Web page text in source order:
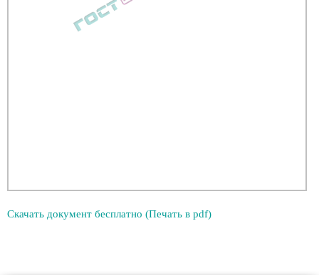
Скачать документ бесплатно (Печать в pdf)